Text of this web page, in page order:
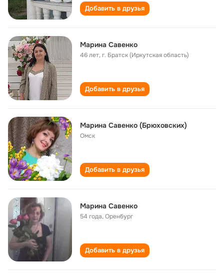
Добавить в друзья
Марина Савенко
46 лет,г. Братск (Иркутская область)
Добавить в друзья
Марина Савенко (Брюховских)
Омск
Добавить в друзья
Марина Савенко
54 года,Оренбург
Добавить в друзья